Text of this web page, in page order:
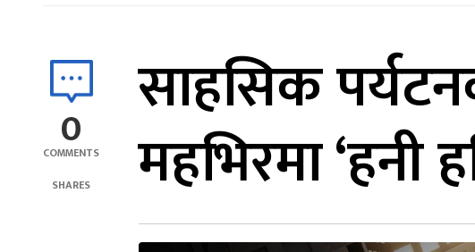
0
COMMENTS
SHARES
साहसिक
महभिरमा ‘हनी